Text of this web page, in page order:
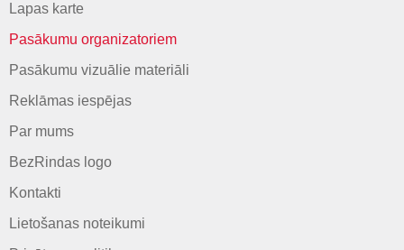
Lapas karte
Pasākumu organizatoriem
Pasākumu vizuālie materiāli
Reklāmas iespējas
Par mums
BezRindas logo
Kontakti
Lietošanas noteikumi